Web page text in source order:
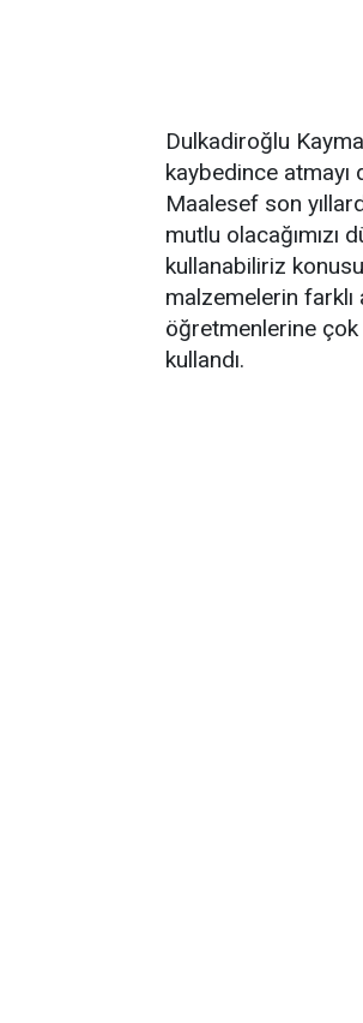
Dulkadiroğlu
kaybedince atmayı
Maalesef son
mutlu olacağımızı
kullanabiliriz
malzemelerin
öğretmenlerine çok
kullandı.